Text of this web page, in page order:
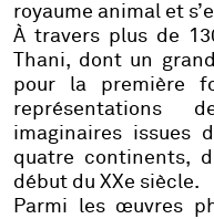
royaume animal et
À travers plus de
Thani, dont un
pour la première
représentations
imaginaires issues
quatre continents,
début du XXe siècle.
Parmi les œuvres